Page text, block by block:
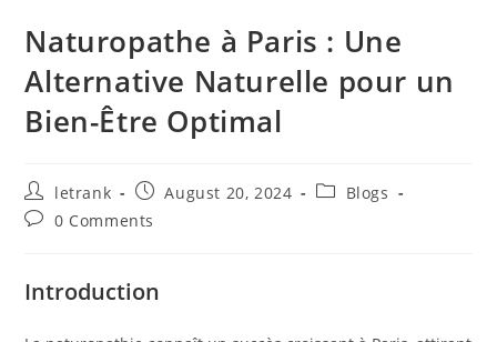
Naturopathe à Paris : Une
Alternative Naturelle pour un
Bien-Être Optimal
Post
author:
letrank
Post
published:
August 20, 2024
PostBlogs
Post0 Comments
Introduction